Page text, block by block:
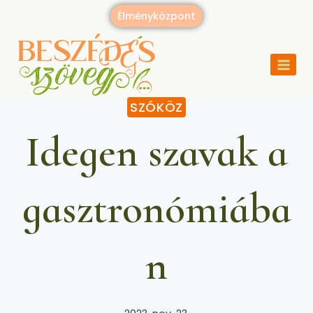
Élményközpont
SZÓKÖZ
Idegen szavak a
gasztronómiába
n